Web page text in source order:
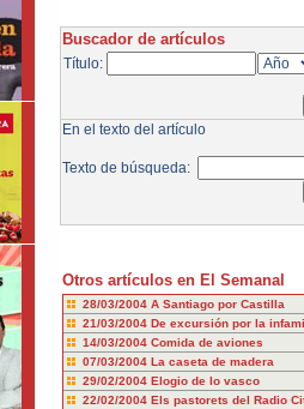
Buscador de artículos
Título:
En el texto del artículo
Texto de búsqueda:
Otros artículos en El Semanal
28/03/2004 A Santiago por Castilla
21/03/2004 De excursión por la
14/03/2004 Comida de aviones
07/03/2004 La caseta de madera
29/02/2004 Elogio de lo vasco
22/02/2004 Els pastorets del Radio